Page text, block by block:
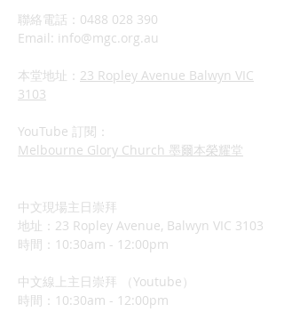
聯絡電話：0488 028 390
Email: info@mgc.org.au
本堂地址： 23 Ropley Avenue Balwyn VIC
3103
YouTube 訂閱：
Melbourne Glory Church 墨爾本榮耀堂
中文現場主日崇拜
地址：23 Ropley Avenue, Balwyn VIC 3103
時間：10:30am - 12:00pm
中文線上主日崇拜 （Youtube）
時間：10:30am - 12:00pm